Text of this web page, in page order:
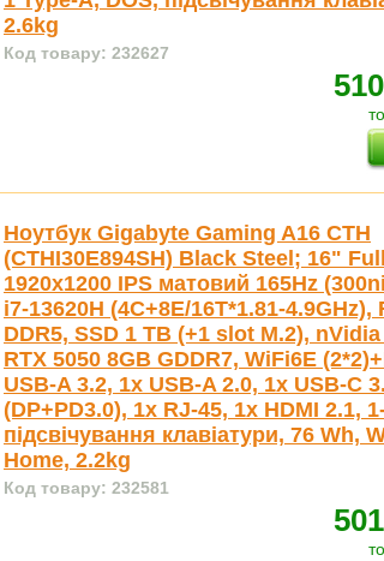
2.6kg
Код товару: 232627
Ноутбук Gigabyte Gaming A16 CTH
(CTHI30E894SH) Black Steel; 16"
1920x1200 IPS матовий 165Hz
i7-13620H (4С+8E/16T*1.81-4.9GHz),
DDR5, SSD 1 TB (+1 slot M.2),
RTX 5050 8GB GDDR7, WiFi6E
USB-A 3.2, 1x USB-A 2.0, 1x USB-C
(DP+PD3.0), 1x RJ-45, 1x HDMI 2.1,
підсвічування клавіатури, 76 Wh,
Home, 2.2kg
Код товару: 232581